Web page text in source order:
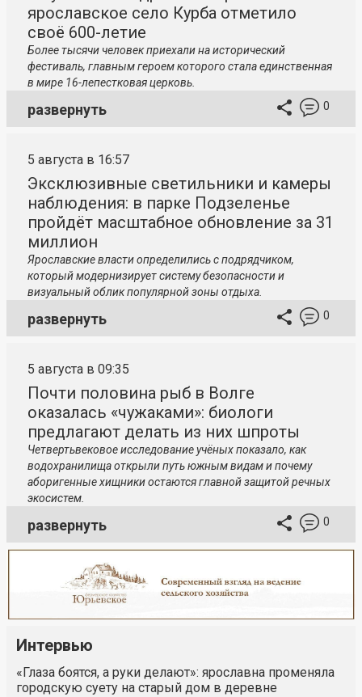
ярославское село Курба отметило
своё 600-летие
Более тысячи человек приехали на исторический
фестиваль, главным героем которого стала единственная
в мире 16-лепестковая церковь.
развернуть 0
5 августа в 16:57
Эксклюзивные светильники и камеры
наблюдения: в парке Подзеленье
пройдёт масштабное обновление за 31
миллион
Ярославские власти определились с подрядчиком,
который модернизирует систему безопасности и
визуальный облик популярной зоны отдыха.
развернуть 0
5 августа в 09:35
Почти половина рыб в Волге
оказалась «чужаками»: биологи
предлагают делать из них шпроты
Четвертьвековое исследование учёных показало, как
водохранилища открыли путь южным видам и почему
аборигенные хищники остаются главной защитой речных
экосистем.
развернуть 0
Интервью
«Глаза боятся, а руки делают»: ярославна променяла
городскую суету на старый дом в деревне